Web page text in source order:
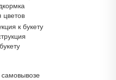
цветов